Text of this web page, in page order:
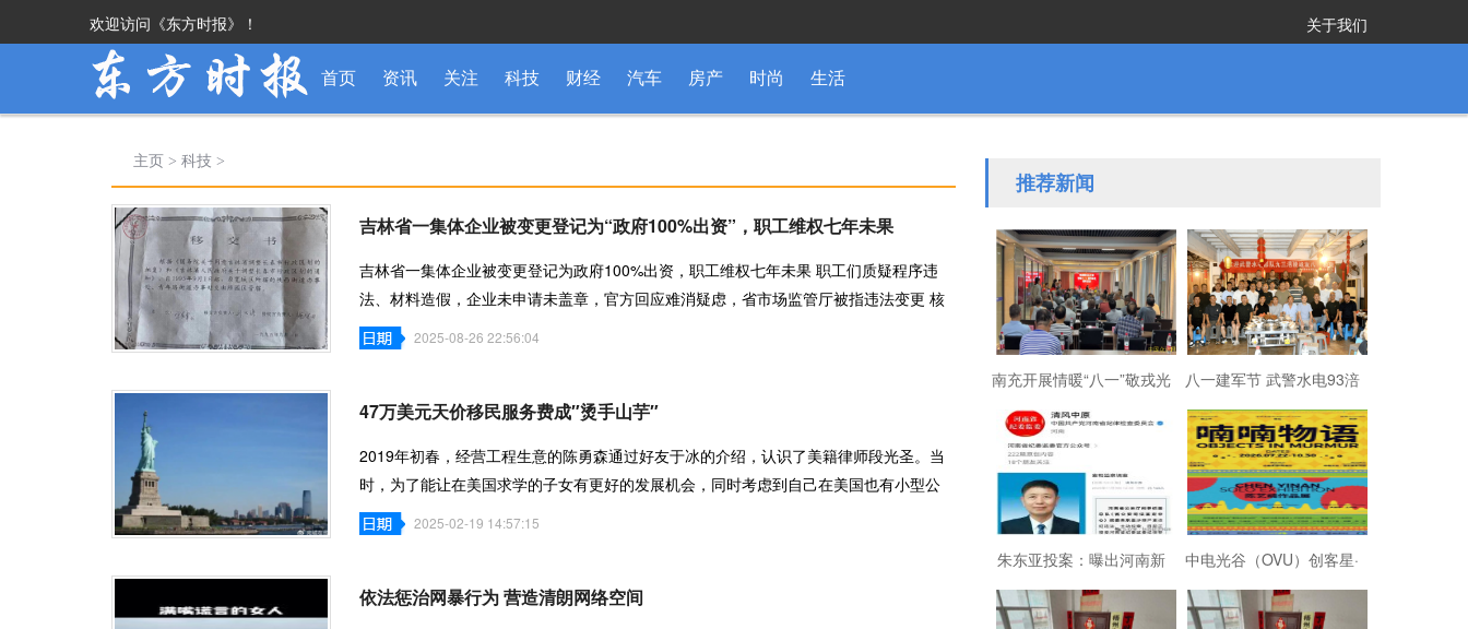
欢迎访问《东方时报》！ 关于我们
首页 资讯 关注 科技 财经 汽车 房产 时尚 生活
主页 > 科技 >
吉林省一集体企业被变更登记为“政府100%出资”，职工维权七年未果
吉林省一集体企业被变更登记为政府100%出资，职工维权七年未果 职工们质疑程序违
法、材料造假，企业未申请未盖章，官方回应难消疑虑，省市场监管厅被指违法变更 核
心提示：在长2025-08-26 22:56:04
47万美元天价移民服务费成″烫手山芋″
2019年初春，经营工程生意的陈勇森通过好友于冰的介绍，认识了美籍律师段光圣。当
时，为了能让在美国求学的子女有更好的发展机会，同时考虑到自己在美国也有小型公
司投资，陈勇2025-02-19 14:57:15
依法惩治网暴行为 营造清朗网络空间
推荐新闻
南充开展情暖“八一”敬戎光
·拥军助老进社区慰问活动
八一建军节 武警水电93涪
陵战友欢聚磐石玉寨赓续
军旅初心
朱东亚投案：曝出河南新
乡顶着35项违法行为“远洋
中电光谷（OVU）创客星·
成都芯谷人工智能OPC社